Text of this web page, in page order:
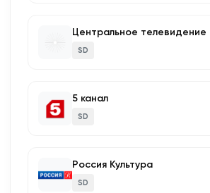
Центральное телевидение
SD
5 канал
SD
Россия Культура
SD